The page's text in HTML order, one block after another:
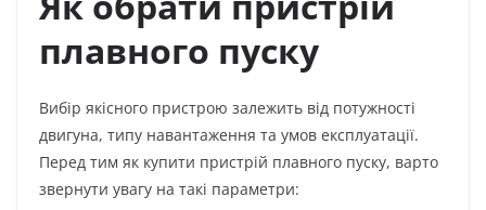
плавного пуску
Вибір якісного пристрою залежить від потужності
двигуна, типу навантаження та умов експлуатації.
Перед тим як купити пристрій плавного пуску, варто
звернути увагу на такі параметри: